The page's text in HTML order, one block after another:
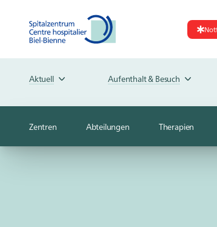
Aktuell Aufenthalt & Besuch
Zentren Abteilungen Therapien